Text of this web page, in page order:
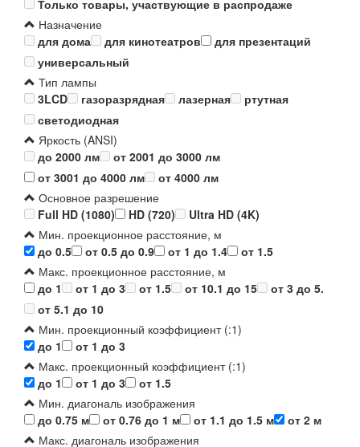
Только товары, участвующие в распродаже
Назначение
для дома
для кинотеатров
для презентаций
универсальный
Тип лампы
3LCD
газоразрядная лазерная
ртутная
светодиодная
Яркость (ANSI)
до 2000 лм
от 2001 до 3000 лм
от 3001 до 4000 лм
от 4000 лм
Основное разрешение
Full HD (1080)
HD (720)
Ultra HD (4K)
Мин. проекционное расстояние, м
до 0.5
от 0.5 до 0.9 от 1 до 1.4
от 1.5
Макс. проекционное расстояние, м
до 1
от 1 до 3 от 1.5 от 10.1 до 15
от 3 до 5.
от 5.1 до 10
Мин. проекционный коэффициент (:1)
до 1
от 1 до 3
Макс. проекционный коэффициент (:1)
до 1
от 1 до 3
от 1.5
Мин. диагональ изображения
до 0.75 м
от 0.76 до 1 м от 1.1 до 1.5 м
от 2 м
Макс. диагональ изображения